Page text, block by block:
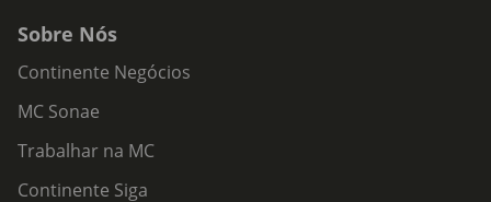
Sobre Nós
Continente Negócios
MC Sonae
Trabalhar na MC
Continente Siga